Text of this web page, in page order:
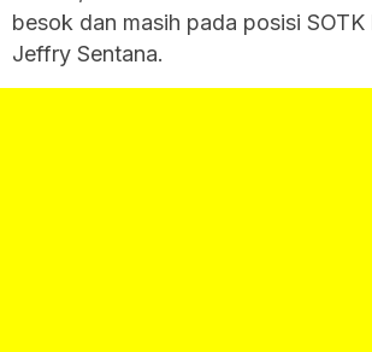
besok dan masih pada posisi SOTK
Jeffry Sentana.